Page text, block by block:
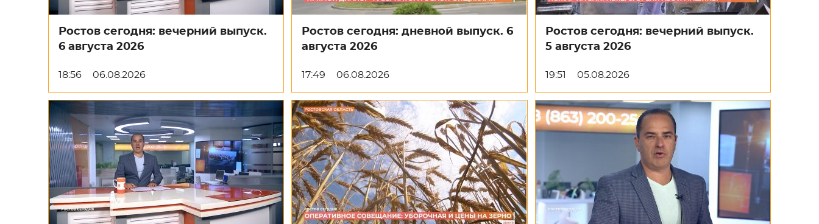
Ростов сегодня: вечерний выпуск.
6 августа 2026
18:56 06.08.2026
Ростов сегодня: дневной выпуск. 6
августа 2026
17:49 06.08.2026
Ростов сегодня: вечерний выпуск.
5 августа 2026
19:51 05.08.2026